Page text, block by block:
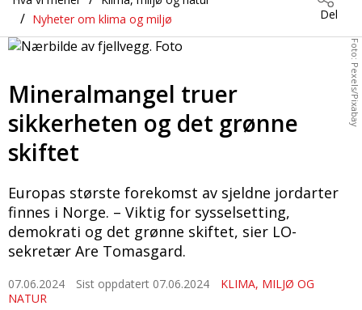
Nyheter om klima og miljø
Del
Foto: Pexels/Pixabay
Mineralmangel truer
sikkerheten og det grønne
skiftet
Europas største forekomst av sjeldne jordarter
finnes i Norge. – Viktig for sysselsetting,
demokrati og det grønne skiftet, sier LO-
sekretær Are Tomasgard.
07.06.2024 Sist oppdatert 07.06.2024
KLIMA, MILJØ OG
NATUR